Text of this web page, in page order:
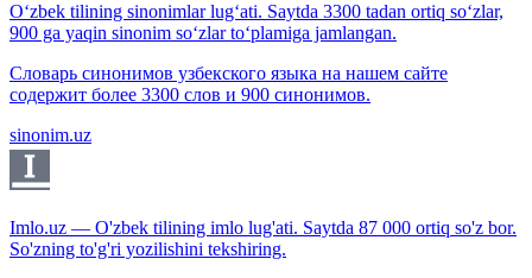
O‘zbek tilining sinonimlar lug‘ati. Saytda 3300 tadan ortiq so‘zlar,
900 ga yaqin sinonim so‘zlar to‘plamiga jamlangan.
Словарь синонимов узбекского языка на нашем сайте
содержит более 3300 слов и 900 синонимов.
sinonim.uz
Imlo.uz — O'zbek tilining imlo lug'ati. Saytda 87 000 ortiq so'z bor.
So'zning to'g'ri yozilishini tekshiring.